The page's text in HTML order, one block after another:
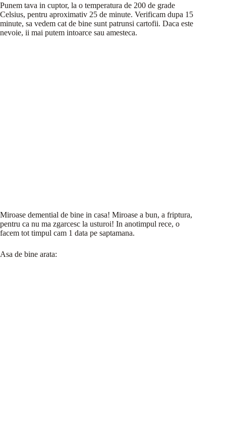
Punem tava in cuptor, la o temperatura de 200 de grade
Celsius, pentru aproximativ 25 de minute. Verificam dupa 15
minute, sa vedem cat de bine sunt patrunsi cartofii. Daca este
nevoie, ii mai putem intoarce sau amesteca.
Miroase demential de bine in casa! Miroase a bun, a friptura,
pentru ca nu ma zgarcesc la usturoi! In anotimpul rece, o
facem tot timpul cam 1 data pe saptamana.
Asa de bine arata: